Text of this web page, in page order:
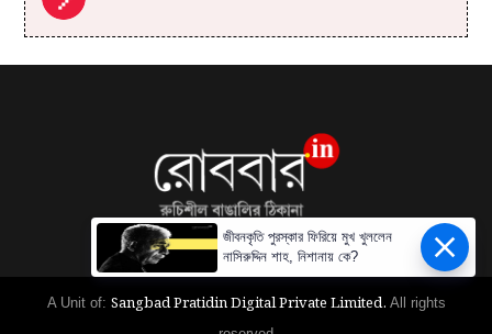
A Unit of: Sangbad Pratidin Digital Private Limited. All rights
জীবনকৃতি পুরস্কার ফিরিয়ে মুখ খুললেন
নাসিরুদ্দিন শাহ, নিশানায় কে?